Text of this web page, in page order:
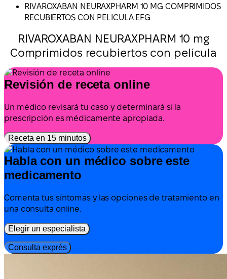
RIVAROXABAN NEURAXPHARM 10 MG COMPRIMIDOS
RECUBIERTOS CON PELICULA EFG
RIVAROXABAN NEURAXPHARM 10 mg
Comprimidos recubiertos con película
Revisión de receta online
Un médico revisará tu caso y determinará si la
prescripción es médicamente apropiada.
Receta en 15 minutos
Habla con un médico sobre este
medicamento
Comenta tus síntomas y las opciones de tratamiento en
una consulta online.
Elegir un especialista
Consulta exprés